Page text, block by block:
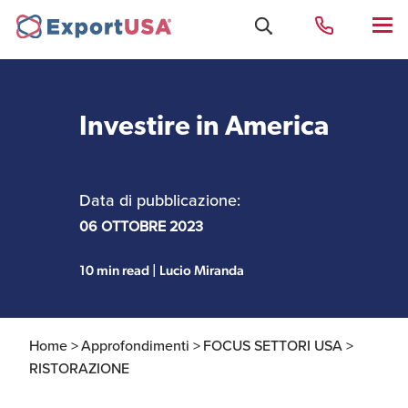
Uffici e Team Exportusa
Uffici e Team
Costituzione società e
Investire in America
Data di pubblicazione:
06 OTTOBRE 2023
10 min read | Lucio Miranda
Home >Approfondimenti >FOCUS SETTORI USA >
RISTORAZIONE